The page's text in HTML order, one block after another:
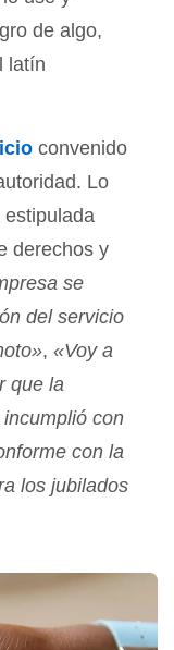
de algo,
latín
convenido
Lo
estipulada
derechos y
se
del servicio
, «Voy a
que la
con
con la
los jubilados